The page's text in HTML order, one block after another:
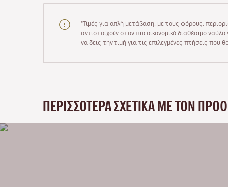
"Τιμές για απλή μετάβαση, με τους φόρους,
αντιστοιχούν στον πιο οικονομικό διαθέσιμο
να δεις την τιμή για τις επιλεγμένες πτήσεις
ΠΕΡΙΣΣΌΤΕΡΑ ΣΧΕΤΙΚΆ ΜΕ ΤΟΝ